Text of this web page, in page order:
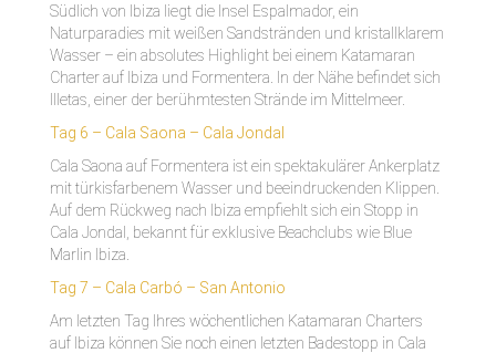
Südlich von Ibiza liegt die Insel Espalmador, ein
Naturparadies mit weißen Sandstränden und kristallklarem
Wasser – ein absolutes Highlight bei einem Katamaran
Charter auf Ibiza und Formentera. In der Nähe befindet sich
Illetas, einer der berühmtesten Strände im Mittelmeer.
Tag 6 – Cala Saona – Cala Jondal
Cala Saona auf Formentera ist ein spektakulärer Ankerplatz
mit türkisfarbenem Wasser und beeindruckenden Klippen.
Auf dem Rückweg nach Ibiza empfiehlt sich ein Stopp in
Cala Jondal, bekannt für exklusive Beachclubs wie Blue
Marlin Ibiza.
Tag 7 – Cala Carbó – San Antonio
Am letzten Tag Ihres wöchentlichen Katamaran Charters
auf Ibiza können Sie noch einen letzten Badestopp in Cala